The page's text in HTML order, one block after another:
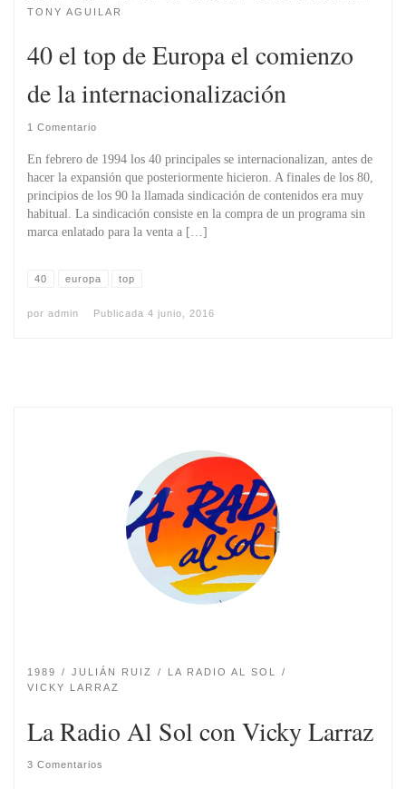
TONY AGUILAR
40 el top de Europa el comienzo
de la internacionalización
1 Comentario
En febrero de 1994 los 40 principales se internacionalizan, antes de
hacer la expansión que posteriormente hicieron. A finales de los 80,
principios de los 90 la llamada sindicación de contenidos era muy
habitual. La sindicación consiste en la compra de un programa sin
marca enlatado para la venta a […]
40 europa top
por admin Publicada 4 junio, 2016
1989 JULIÁN RUIZ
LA RADIO AL SOL
VICKY LARRAZ
La Radio Al Sol con Vicky Larraz
3 Comentarios